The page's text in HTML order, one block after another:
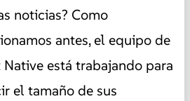
noticias? Como
antes, el equipo de
Native está trabajando para
el tamaño de sus